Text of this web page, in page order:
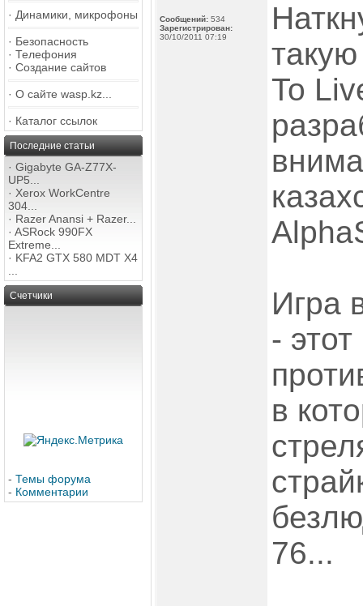
· Динамики, микрофоны
· Безопасность
· Телефония
· Создание сайтов
· О сайте wasp.kz...
· Каталог ссылок
Последние статьи
· Gigabyte GA-Z77X-
UP5...
· Xerox WorkCentre
304...
· Razer Anansi + Razer...
· ASRock 990FX
Extreme...
· KFA2 GTX 580 MDT X4
Счетчики
- Темы форума
- Комментарии
Сообщений: 534
Зарегистрирован:
30/10/2011 07:19
To
Игра
-
в
76...